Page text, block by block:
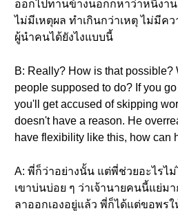
ออกไปทานข้างนอกก็หาว่าหนีงาน
ไม่มีเหตุผล ทำเกินกว่าเหตุ ไม่มีค
ผู้นำคนได้ยังไงแบบนี้
B: Really? How is that possible?
people supposed to do? If you
you'll get accused of skipping
doesn't have a reason. He
have flexibility like this, how can
A: พี่ก็ว่าอย่างนั้น แต่พี่ช่วยอะไรไ
เขาบ่นบ่อย ๆ ว่าเจ้านายคนนี้แย่ม
ลาออกเองอยู่แล้ว พี่ก็ได้แต่ขอพร